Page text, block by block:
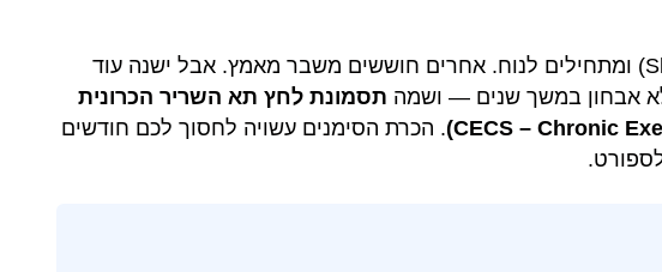
רבים מסיקים מיד "שינס" (Shin Splints) ומתחילים לנוח. אחרים חוששים משבר מאמץ. אבל ישנה עוד
אבחון במשך שנים — ושמה תסמונת לחץ תא השריר הכרונית
. הכרת הסימנים עשויה לחסוך לכם חודשים